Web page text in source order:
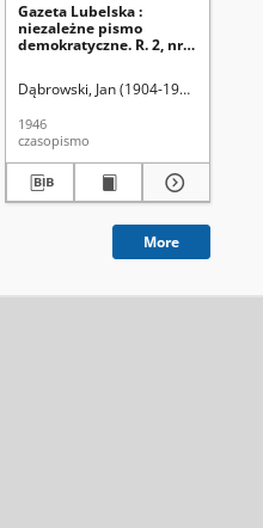
Gazeta Lubelska :
niezależne pismo
demokratyczne. R. 2, nr
Dąbrowski, Jan (1904-1964). Red
1946
czasopismo
More